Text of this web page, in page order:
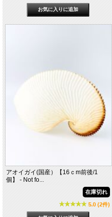
アオイガイ(国産）【16ｃm前後/1
個】 - Not fo...
在庫切れ
5.0 (2件)